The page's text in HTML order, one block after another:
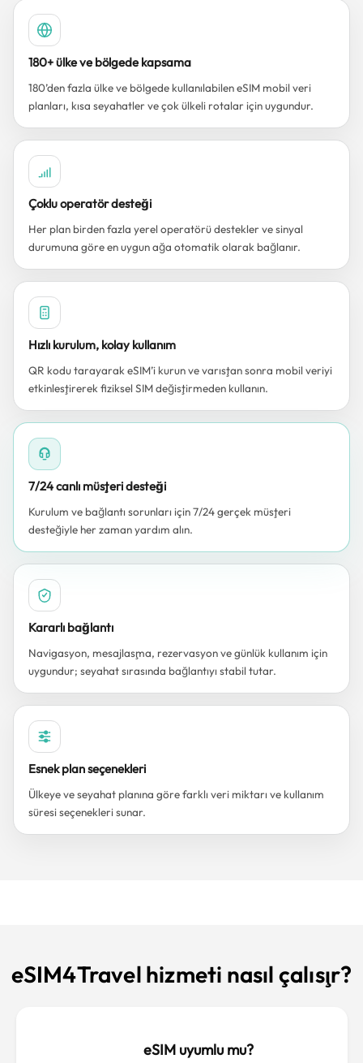
180+ ülke ve bölgede kapsama
180’den fazla ülke ve bölgede kullanılabilen eSIM mobil veri
planları, kısa seyahatler ve çok ülkeli rotalar için uygundur.
Çoklu operatör desteği
Her plan birden fazla yerel operatörü destekler ve sinyal
durumuna göre en uygun ağa otomatik olarak bağlanır.
Hızlı kurulum, kolay kullanım
QR kodu tarayarak eSIM’i kurun ve varıştan sonra mobil veriyi
etkinleştirerek fiziksel SIM değiştirmeden kullanın.
7/24 canlı müşteri desteği
Kurulum ve bağlantı sorunları için 7/24 gerçek müşteri
desteğiyle her zaman yardım alın.
Kararlı bağlantı
Navigasyon, mesajlaşma, rezervasyon ve günlük kullanım için
uygundur; seyahat sırasında bağlantıyı stabil tutar.
Esnek plan seçenekleri
Ülkeye ve seyahat planına göre farklı veri miktarı ve kullanım
süresi seçenekleri sunar.
eSIM4Travel hizmeti nasıl çalışır?
eSIM uyumlu mu?